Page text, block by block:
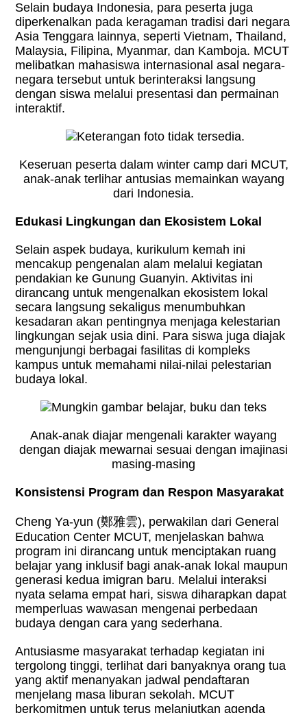
Selain budaya Indonesia, para peserta juga
diperkenalkan pada keragaman tradisi dari negara
Asia Tenggara lainnya, seperti Vietnam, Thailand,
Malaysia, Filipina, Myanmar, dan Kamboja. MCUT
melibatkan mahasiswa internasional asal negara-
negara tersebut untuk berinteraksi langsung
dengan siswa melalui presentasi dan permainan
interaktif.
Keseruan peserta dalam winter camp dari MCUT,
anak-anak terlihar antusias memainkan wayang
dari Indonesia.
Edukasi Lingkungan dan Ekosistem Lokal
Selain aspek budaya, kurikulum kemah ini
mencakup pengenalan alam melalui kegiatan
pendakian ke Gunung Guanyin. Aktivitas ini
dirancang untuk mengenalkan ekosistem lokal
secara langsung sekaligus menumbuhkan
kesadaran akan pentingnya menjaga kelestarian
lingkungan sejak usia dini. Para siswa juga diajak
mengunjungi berbagai fasilitas di kompleks
kampus untuk memahami nilai-nilai pelestarian
budaya lokal.
Anak-anak diajar mengenali karakter wayang
dengan diajak mewarnai sesuai dengan imajinasi
masing-masing
Konsistensi Program dan Respon Masyarakat
Cheng Ya-yun (鄭雅雲), perwakilan dari General
Education Center MCUT, menjelaskan bahwa
program ini dirancang untuk menciptakan ruang
belajar yang inklusif bagi anak-anak lokal maupun
generasi kedua imigran baru. Melalui interaksi
nyata selama empat hari, siswa diharapkan dapat
memperluas wawasan mengenai perbedaan
budaya dengan cara yang sederhana.
Antusiasme masyarakat terhadap kegiatan ini
tergolong tinggi, terlihat dari banyaknya orang tua
yang aktif menanyakan jadwal pendaftaran
menjelang masa liburan sekolah. MCUT
berkomitmen untuk terus melanjutkan agenda